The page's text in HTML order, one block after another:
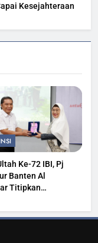
Kesejahteraan
Ke-72 IBI, Pj
Banten Al
Titipkan